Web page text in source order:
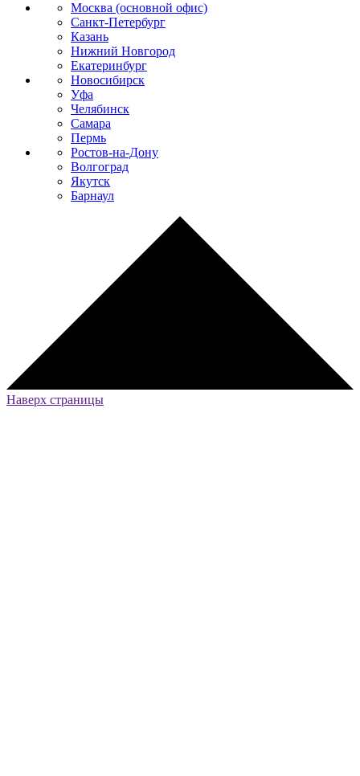
Москва (основной офис)
Санкт-Петербург
Казань
Нижний Новгород
Екатеринбург
Новосибирск
Уфа
Челябинск
Самара
Пермь
Ростов-на-Дону
Волгоград
Якутск
Барнаул
Наверх страницы